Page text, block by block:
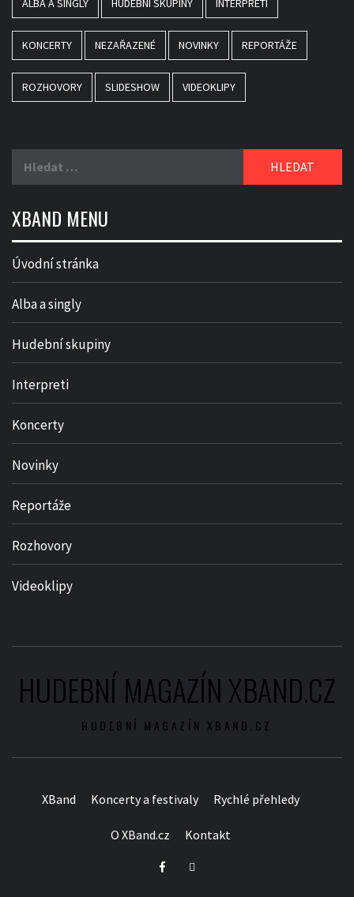
ALBA A SINGLY HUDEBNÍ SKUPINY INTERPRETI
KONCERTY NEZAŘAZENÉ NOVINKY REPORTÁŽE
ROZHOVORY SLIDESHOW VIDEOKLIPY
XBAND MENU
Úvodní stránka
Alba a singly
Hudební skupiny
Interpreti
Koncerty
Novinky
Reportáže
Rozhovory
Videoklipy
HUDEBNÍ MAGAZÍN XBAND.CZ
HUDEBNÍ MAGAZÍN XBAND.CZ
XBand Koncerty a festivaly Rychlé přehledy
O XBand.cz Kontakt
FacebookTwitter